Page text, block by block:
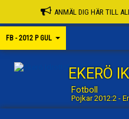
ANMÄL DIG HÄR TILL
FB - 2012 P GUL
EKERÖ IK
Fotboll
Pojkar 2012:2 -